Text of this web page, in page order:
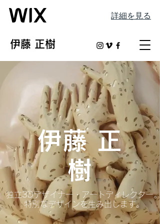
詳細を見る